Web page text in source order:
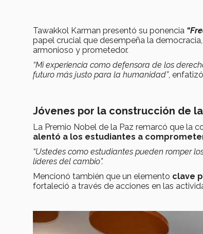
Tawakkol Karman presentó su ponencia
papel crucial que desempeña la
armonioso y prometedor.
“Mi experiencia como defensora de los
futuro más justo para la humanidad”,
Jóvenes por la construcción de
La Premio Nobel de la Paz remarcó que la
alentó a los estudiantes a
“Ustedes como estudiantes pueden romper
líderes del cambio”.
Mencionó también que un elemento clave
fortaleció a través de acciones en las